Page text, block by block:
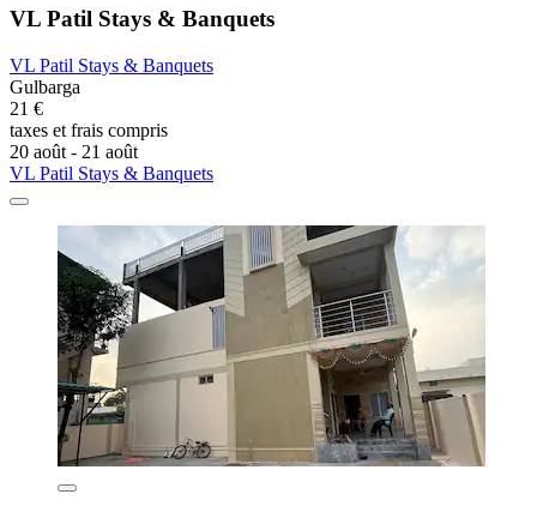
VL Patil Stays & Banquets
VL Patil Stays & Banquets
Gulbarga
21 €
taxes et frais compris
20 août - 21 août
VL Patil Stays & Banquets